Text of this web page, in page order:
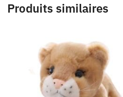
Produits similaires